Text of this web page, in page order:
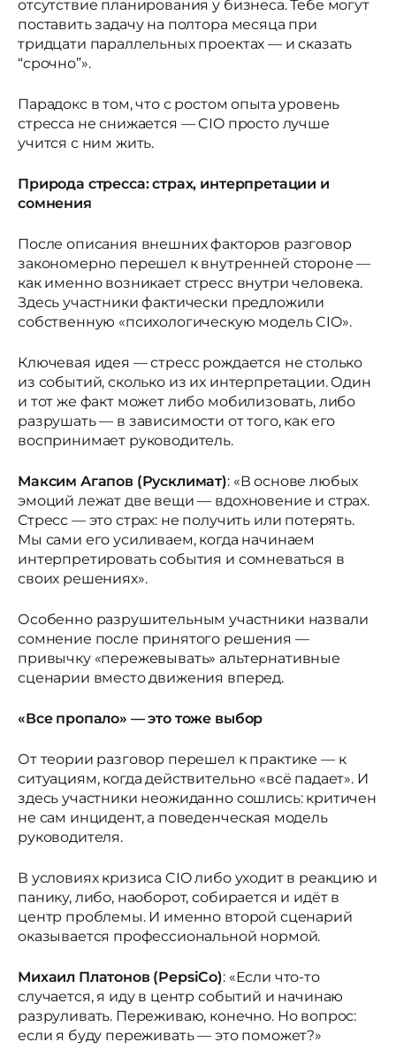
отсутствие планирования у бизнеса. Тебе могут
поставить задачу на полтора месяца при
тридцати параллельных проектах — и сказать
“срочно”».
Парадокс в том, что с ростом опыта уровень
стресса не снижается — CIO просто лучше
учится с ним жить.
Природа стресса: страх, интерпретации и
сомнения
После описания внешних факторов разговор
закономерно перешел к внутренней стороне —
как именно возникает стресс внутри человека.
Здесь участники фактически предложили
собственную «психологическую модель CIO».
Ключевая идея — стресс рождается не столько
из событий, сколько из их интерпретации. Один
и тот же факт может либо мобилизовать, либо
разрушать — в зависимости от того, как его
воспринимает руководитель.
Максим Агапов (Русклимат): «В основе любых
эмоций лежат две вещи — вдохновение и страх.
Стресс — это страх: не получить или потерять.
Мы сами его усиливаем, когда начинаем
интерпретировать события и сомневаться в
своих решениях».
Особенно разрушительным участники назвали
сомнение после принятого решения —
привычку «пережевывать» альтернативные
сценарии вместо движения вперед.
«Все пропало» — это тоже выбор
От теории разговор перешел к практике — к
ситуациям, когда действительно «всё падает». И
здесь участники неожиданно сошлись: критичен
не сам инцидент, а поведенческая модель
руководителя.
В условиях кризиса CIO либо уходит в реакцию и
панику, либо, наоборот, собирается и идёт в
центр проблемы. И именно второй сценарий
оказывается профессиональной нормой.
Михаил Платонов (PepsiCo): «Если что-то
случается, я иду в центр событий и начинаю
разруливать. Переживаю, конечно. Но вопрос:
если я буду переживать — это поможет?»